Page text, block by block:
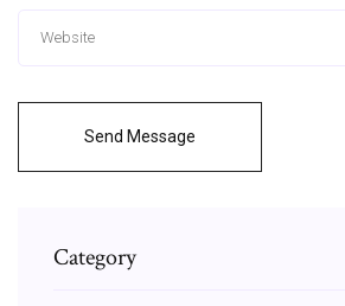
Send Message
Category